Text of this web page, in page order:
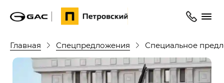
Главная Спецпредложения Специальное